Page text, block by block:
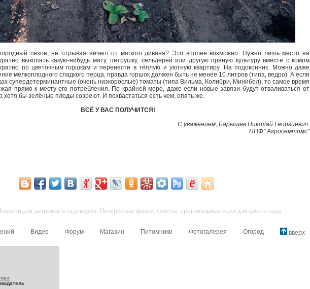
сезон, не отрывая ничего от мягкого дивана? Это вполне возможно. Нужно лишь место на
выкопать какую-нибудь мяту, петрушку, сельдерей или другую пряную культуру вместе с комом
по цветочным горшкам и перенести в тёплую и уютную квартиру. На подоконник. Можно даже
мелкоплодного сладкого перца, правда горшок должен быть не менее 10 литров (типа, ведро). А если
супердетерминантные (очень низкорослые) томаты (типа Вильма, Колибри, Минибел), то самое время
прямо к месту его потребления. По крайней мере, даже если новые завязи будут отваливаться от
хотя бы зелёные плоды созреют. И похвастаться есть чем, опять же.
ВСЁ У ВАС ПОЛУЧИТСЯ!
С уважением, Барышев Николай Георгиевич.
НПФ" Агросемтомс"
для дачников и садоводов. Интересные факты, советы, оригинальные идеи для дачи и сада.
Видео Форум Магазин Питомники Фотогалерея Огород вверх